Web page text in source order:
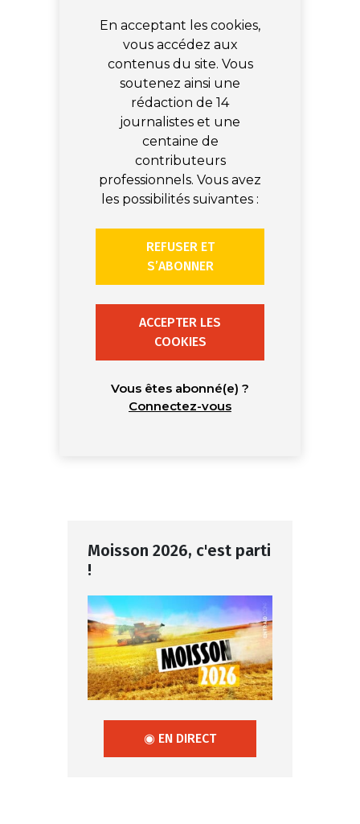
En acceptant les cookies,
vous accédez aux
contenus du site. Vous
soutenez ainsi une
rédaction de 14
journalistes et une
centaine de
contributeurs
professionnels. Vous avez
les possibilités suivantes :
REFUSER ET
S’ABONNER
ACCEPTER LES
COOKIES
Vous êtes abonné(e) ?
Connectez-vous
Moisson 2026, c'est parti
!
◉ EN DIRECT